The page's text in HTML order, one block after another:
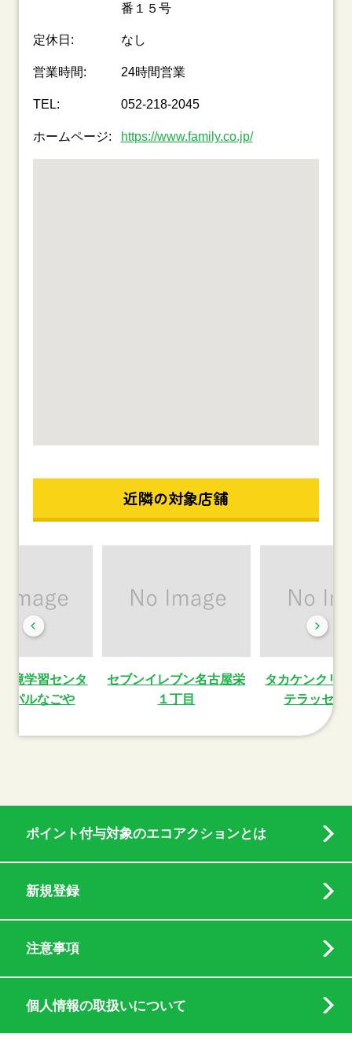
番１５号
定休日: なし
営業時間: 24時間営業
TEL: 052-218-2045
ホームページ: https://www.family.co.jp/
近隣の対象店舗
境学習センタ
パルなごや
セブンイレブン名古屋栄
１丁目
タカケンクリ
テラッセ納
ポイント付与対象のエコアクションとは
新規登録
注意事項
個人情報の取扱いについて